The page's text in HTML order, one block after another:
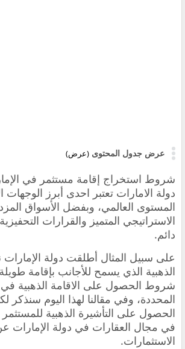
عرض جدول المحتوى (عرض)
دولة الامارات تعتبر احدى أبرز الوجهات
المستوى العالمي، وبفضل الأسواق
الاستراتيجي المتميز والقرارات
دائم.
على سبيل المثال أطلقت دولة الإمارات
الذهبية الذي يسمح للأجانب بإقامة
شروط الحصول على الاقامة الذهبية في
المحددة، وفي مقالنا لهذا اليوم سنذكر
الحصول على التأشيرة الذهبية للمستثمر
في مجال العقارات في دولة الإمارات
الاستثمارات.